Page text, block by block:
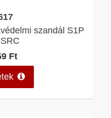
szandál S1P
Ft